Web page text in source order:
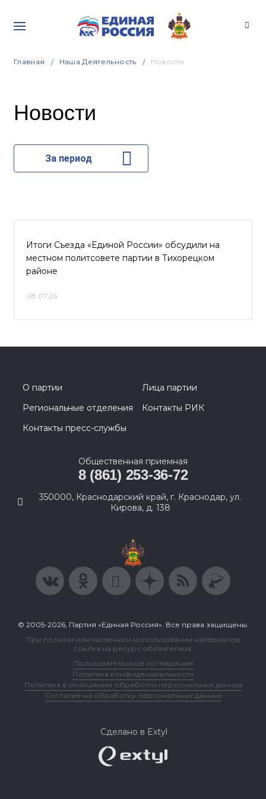
Главная Наша Деятельность Новости
Новости
За период
Итоги Съезда «Единой России» обсудили на
местном политсовете партии в Тихорецком
районе
08.07.26
О партии
Лица партии
Региональные отделения
Контакты РИК
Контакты пресс-службы
Общественная приемная
8 (861) 253-36-72
350000, Краснодарский край, г. Краснодар, ул.
Кирова, д. 138
© 2005-2026, Партия «Единая Россия». Все права защищены.
При полном или частичном использовании материалов
ссылка на ресурс обязательна.
Пользовательское соглашение
Политика конфиденциальности
Политика в отношении обработки персональных данных
Согласие на обработку персональных данных
Сделано в Extyl